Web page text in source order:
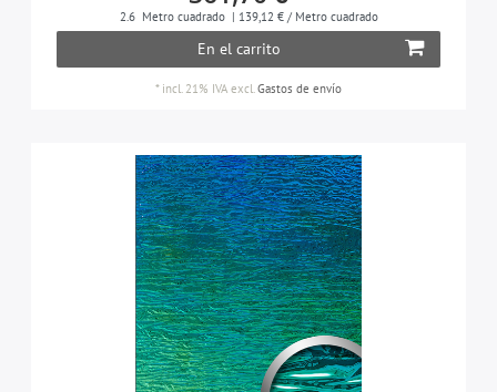
2.6 Metro cuadrado | 139,12 € / Metro cuadrado
En el carrito
* incl. 21% IVA excl.Gastos de envío